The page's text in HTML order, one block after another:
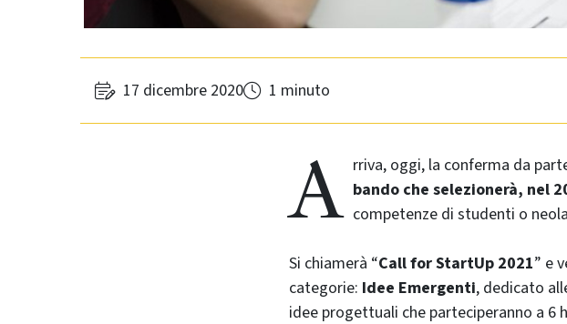
17 dicembre 2020 1 minuto
A rriva, oggi, la conferma da
bando che selezionerà, nel
competenze di studenti o
Si chiamerà “Call for StartUp 2021” e
categorie: Idee Emergenti, dedicato
idee progettuali che parteciperanno a